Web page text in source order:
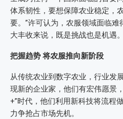
体系韧性，要想保障农业稳定，
要。”许可认为，农服领域面临
大丰收来说，既是挑战也是机遇。
把握趋势 将农服推向新阶段
从传统农业到数字农业，行业发
现新的企业家，他们有宏伟愿景
+”时代，他们利用新科技将流程
力争抢占市场先机。